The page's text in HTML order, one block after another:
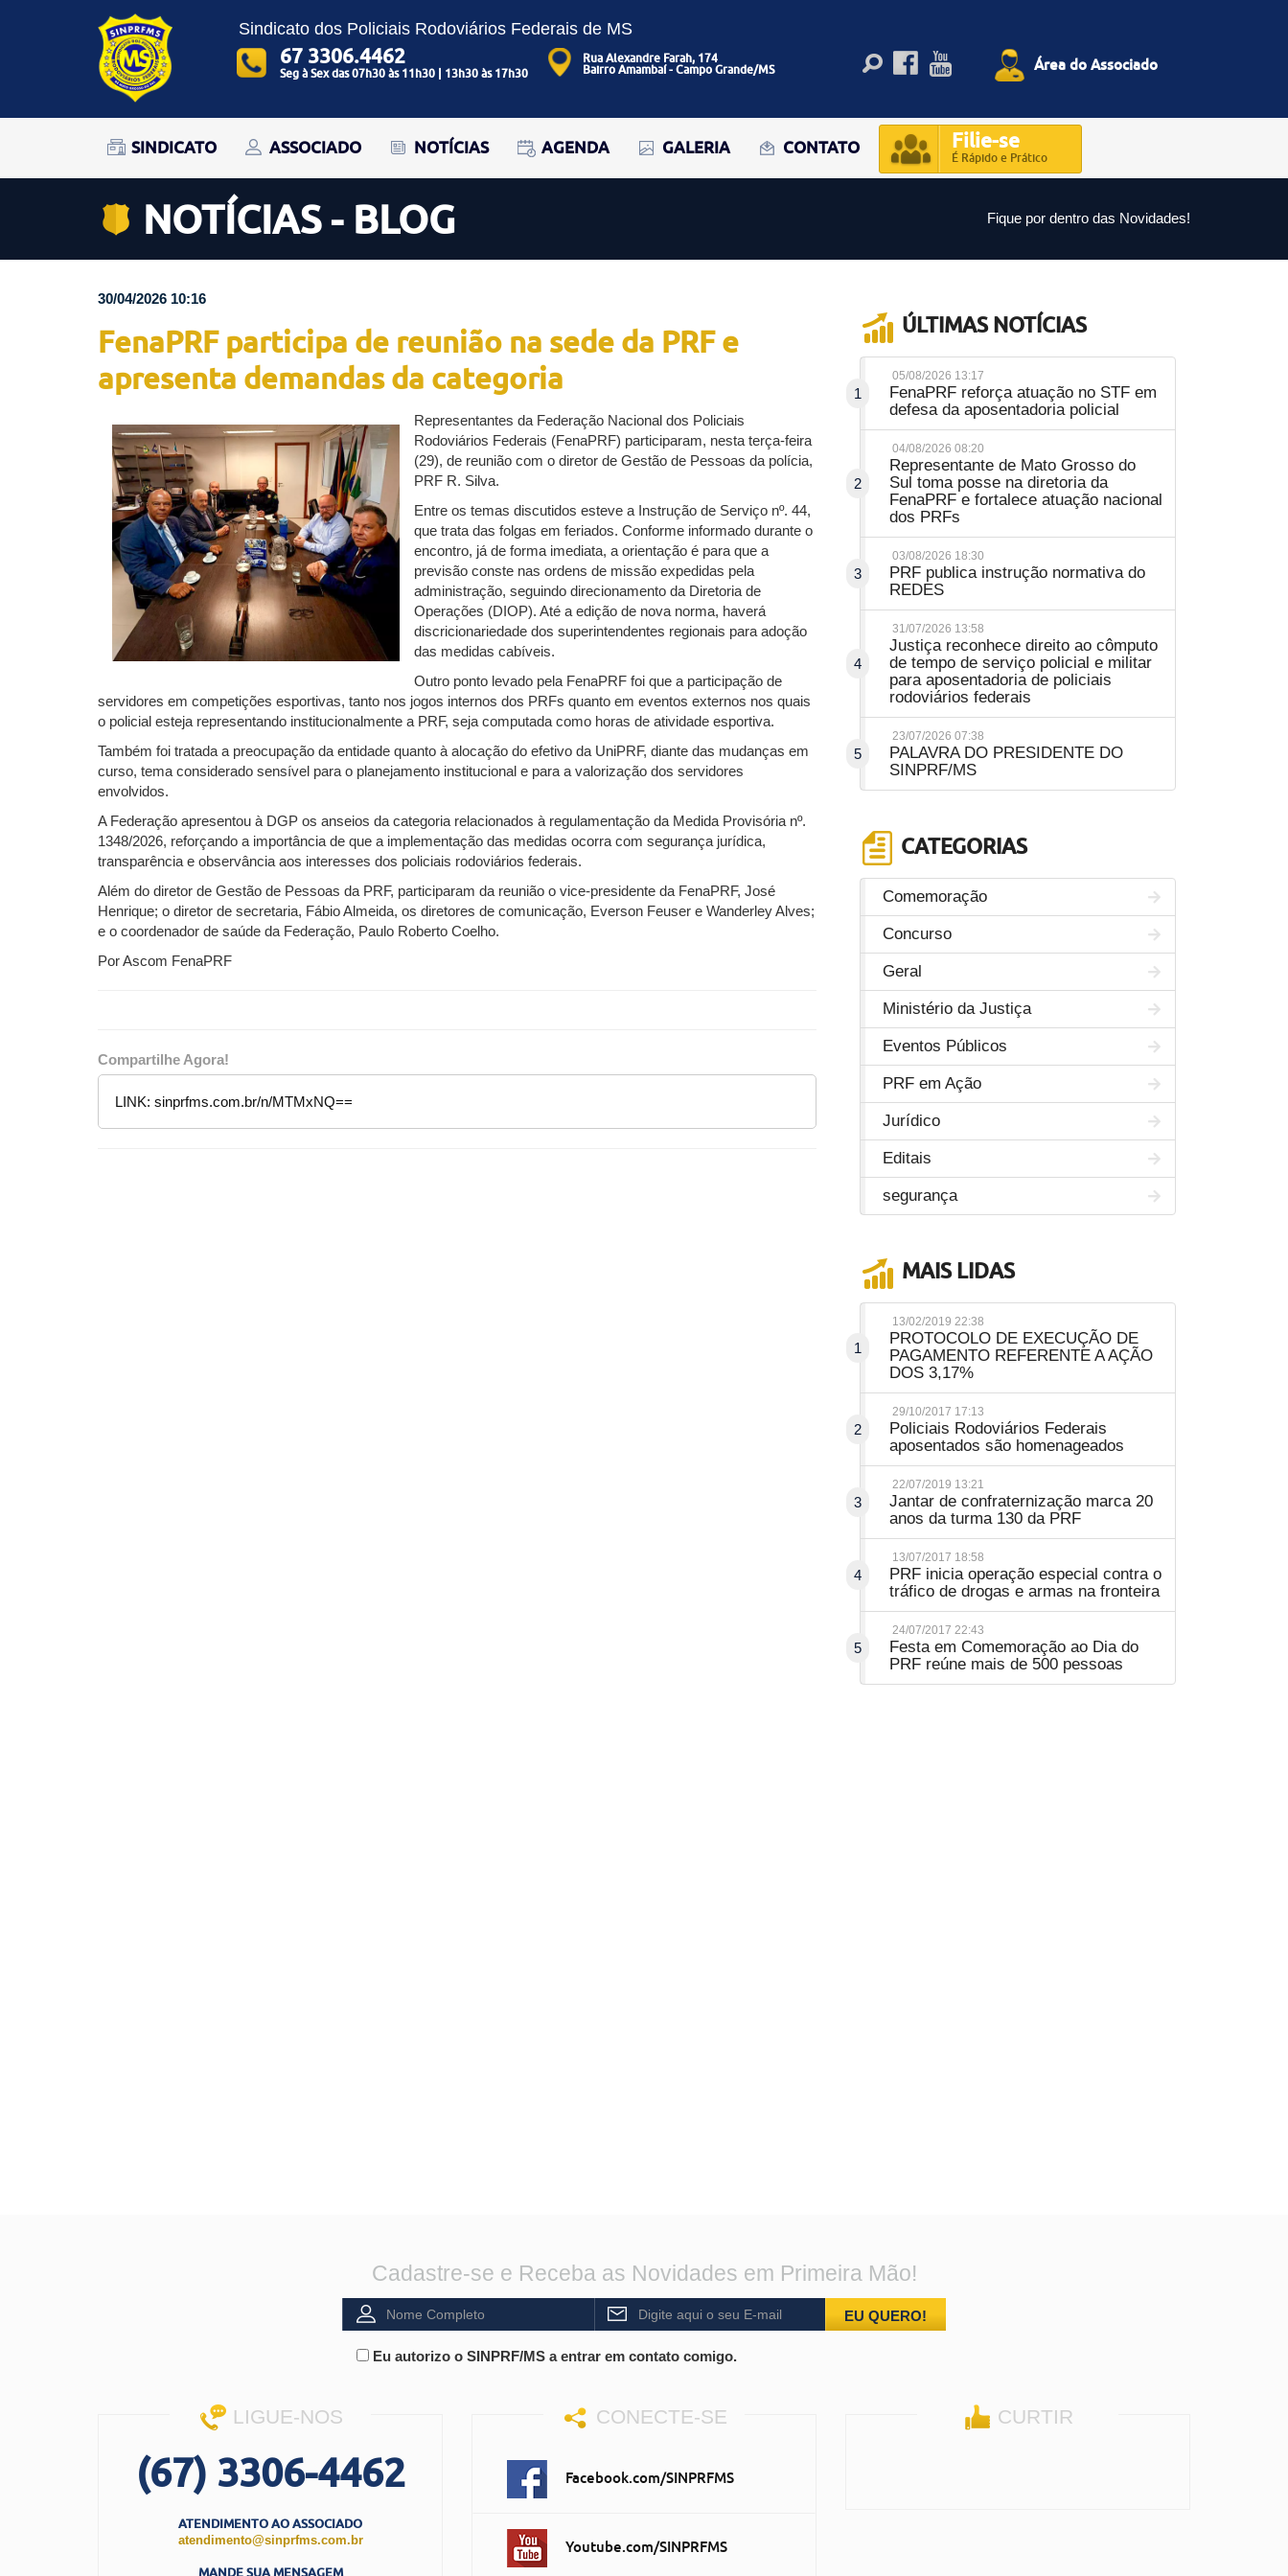
Sindicato dos Policiais Rodoviários Federais de MS
67 3306.4462
Seg à Sex das 07h30 às 11h30 | 13h30 às 17h30
Rua Alexandre Farah, 174
Bairro Amambaí - Campo Grande/MS
Área do Associado
SINDICATO ASSOCIADO NOTÍCIAS AGENDA GALERIA CONTATO Filie-se
É Rápido e Prático
NOTÍCIAS - BLOG Fique por dentro das Novidades!
30/04/2026 10:16
FenaPRF participa de reunião na sede da PRF e
apresenta demandas da categoria
Representantes da Federação Nacional dos Policiais
Rodoviários Federais (FenaPRF) participaram, nesta terça-feira
(29), de reunião com o diretor de Gestão de Pessoas da polícia,
PRF R. Silva.
Entre os temas discutidos esteve a Instrução de Serviço nº. 44,
que trata das folgas em feriados. Conforme informado durante o
encontro, já de forma imediata, a orientação é para que a
previsão conste nas ordens de missão expedidas pela
administração, seguindo direcionamento da Diretoria de
Operações (DIOP). Até a edição de nova norma, haverá
discricionariedade dos superintendentes regionais para adoção
das medidas cabíveis.
Outro ponto levado pela FenaPRF foi que a participação de
servidores em competições esportivas, tanto nos jogos internos dos PRFs quanto em eventos externos nos quais
o policial esteja representando institucionalmente a PRF, seja computada como horas de atividade esportiva.
Também foi tratada a preocupação da entidade quanto à alocação do efetivo da UniPRF, diante das mudanças em
curso, tema considerado sensível para o planejamento institucional e para a valorização dos servidores
envolvidos.
A Federação apresentou à DGP os anseios da categoria relacionados à regulamentação da Medida Provisória nº.
1348/2026, reforçando a importância de que a implementação das medidas ocorra com segurança jurídica,
transparência e observância aos interesses dos policiais rodoviários federais.
Além do diretor de Gestão de Pessoas da PRF, participaram da reunião o vice-presidente da FenaPRF, José
Henrique; o diretor de secretaria, Fábio Almeida, os diretores de comunicação, Everson Feuser e Wanderley Alves;
e o coordenador de saúde da Federação, Paulo Roberto Coelho.
Por Ascom FenaPRF
Compartilhe Agora!
LINK: sinprfms.com.br/n/MTMxNQ==
ÚLTIMAS NOTÍCIAS
1
05/08/2026 13:17
FenaPRF reforça atuação no STF em
defesa da aposentadoria policial
2
04/08/2026 08:20
Representante de Mato Grosso do
Sul toma posse na diretoria da
FenaPRF e fortalece atuação nacional
dos PRFs
3
03/08/2026 18:30
PRF publica instrução normativa do
REDES
4
31/07/2026 13:58
Justiça reconhece direito ao cômputo
de tempo de serviço policial e militar
para aposentadoria de policiais
rodoviários federais
5
23/07/2026 07:38
PALAVRA DO PRESIDENTE DO
SINPRF/MS
CATEGORIAS
Comemoração
Concurso
Geral
Ministério da Justiça
Eventos Públicos
PRF em Ação
Jurídico
Editais
segurança
MAIS LIDAS
1
13/02/2019 22:38
PROTOCOLO DE EXECUÇÃO DE
PAGAMENTO REFERENTE A AÇÃO
DOS 3,17%
2
29/10/2017 17:13
Policiais Rodoviários Federais
aposentados são homenageados
3
22/07/2019 13:21
Jantar de confraternização marca 20
anos da turma 130 da PRF
4
13/07/2017 18:58
PRF inicia operação especial contra o
tráfico de drogas e armas na fronteira
5
24/07/2017 22:43
Festa em Comemoração ao Dia do
PRF reúne mais de 500 pessoas
Cadastre-se e Receba as Novidades em Primeira Mão!
EU QUERO!
Eu autorizo o SINPRF/MS a entrar em contato comigo.
LIGUE-NOS
(67) 3306-4462
ATENDIMENTO AO ASSOCIADO
atendimento@sinprfms.com.br
MANDE SUA MENSAGEM
CONECTE-SE
Facebook.com/SINPRFMS
Youtube.com/SINPRFMS
CURTIR